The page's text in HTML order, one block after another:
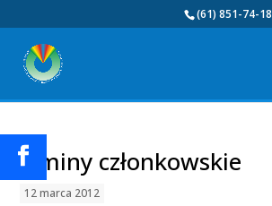
(61) 851-74-18
Gminy członkowskie
12 marca 2012